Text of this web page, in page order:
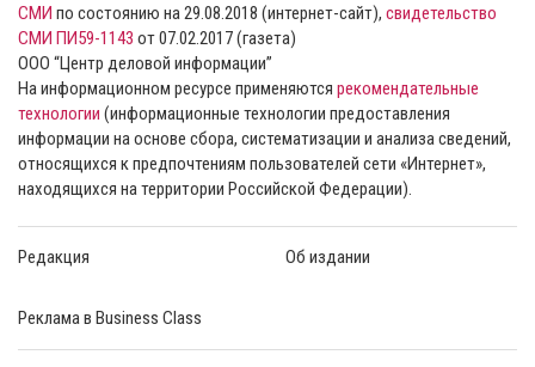
СМИ по состоянию на 29.08.2018 (интернет-сайт), свидетельство
СМИ ПИ59-1143 от 07.02.2017 (газета)
ООО “Центр деловой информации”
На информационном ресурсе применяются рекомендательные
технологии (информационные технологии предоставления
информации на основе сбора, систематизации и анализа сведений,
относящихся к предпочтениям пользователей сети «Интернет»,
находящихся на территории Российской Федерации).
Редакция Об издании
Реклама в Business Class